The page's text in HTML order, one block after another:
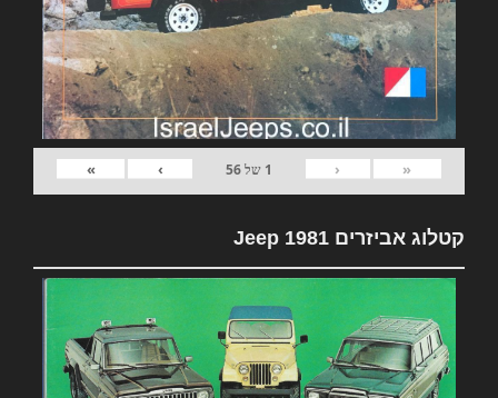
«
‹
1 של56
›
»
קטלוג אביזרים 1981 Jeep